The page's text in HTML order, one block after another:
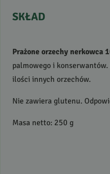
SKŁAD
Prażone orzechy nerkowca
palmowego i
ilości innych orzechów.
Nie zawiera glutenu.
Masa netto: 250 g